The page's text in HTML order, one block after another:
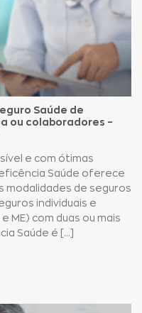
Saúde de
ou colaboradores –
e com ótimas
Saúde oferece
modalidades de seguros
individuais e
ME) com duas ou mais
Saúde é [...]